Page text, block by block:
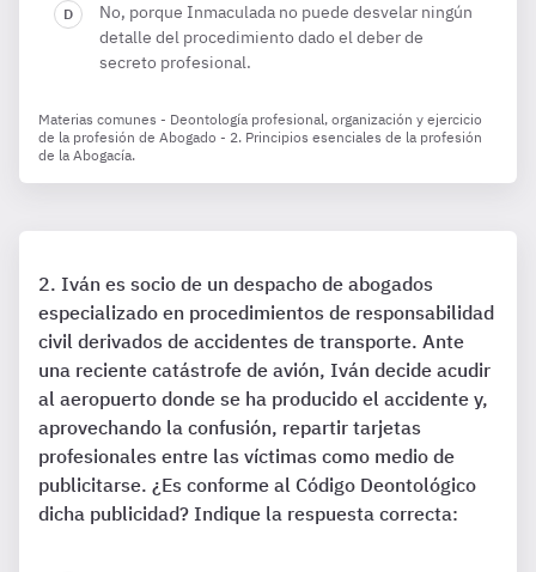
No, porque Inmaculada no puede desvelar ningún
detalle del procedimiento dado el deber de
secreto profesional.
Materias comunes - Deontología profesional, organización y ejercicio
de la profesión de Abogado - 2. Principios esenciales de la profesión
de la Abogacía.
Iván es socio de un despacho de abogados
especializado en procedimientos de responsabilidad
civil derivados de accidentes de transporte. Ante
una reciente catástrofe de avión, Iván decide acudir
al aeropuerto donde se ha producido el accidente y,
aprovechando la confusión, repartir tarjetas
profesionales entre las víctimas como medio de
publicitarse. ¿Es conforme al Código Deontológico
dicha publicidad? Indique la respuesta correcta: